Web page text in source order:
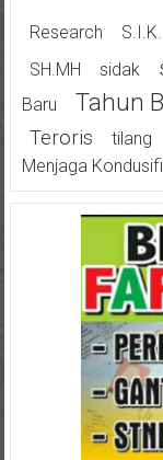
Research S.I.K.
SH.MH Sidak
Baru
Tahun
Teroris
Tilang
Menjaga